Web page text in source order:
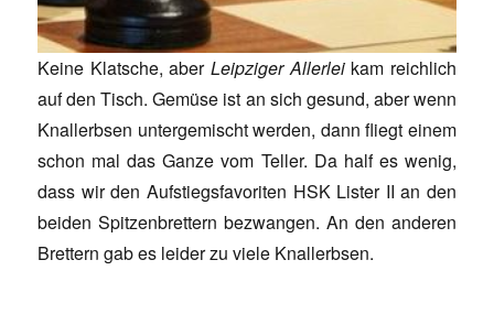
Keine Klatsche, aber Leipziger Allerleikam reichlich
auf den Tisch. Gemüse ist an sich gesund, aber wenn
Knallerbsen untergemischt werden, dann fliegt einem
schon mal das Ganze vom Teller. Da half es wenig,
dass wir den Aufstiegsfavoriten HSK Lister II an den
beiden Spitzenbrettern bezwangen. An den anderen
Brettern gab es leider zu viele Knallerbsen.